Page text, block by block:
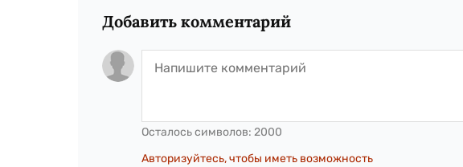
Добавить комментарий
Осталось символов: 2000
Авторизуйтесь, чтобы иметь возможность